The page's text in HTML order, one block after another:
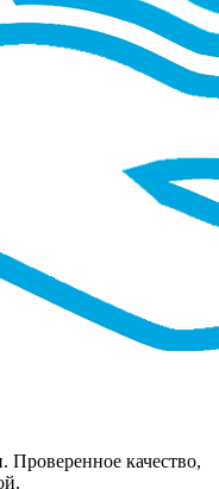
Проверенное качество,